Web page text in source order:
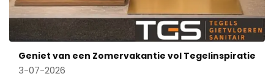
Geniet van een Zomervakantie vol Tegelinspiratie
3-07-2026